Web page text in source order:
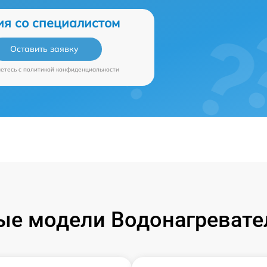
со специалистом
Оставить заявку
c политикой конфиденциальности
модели